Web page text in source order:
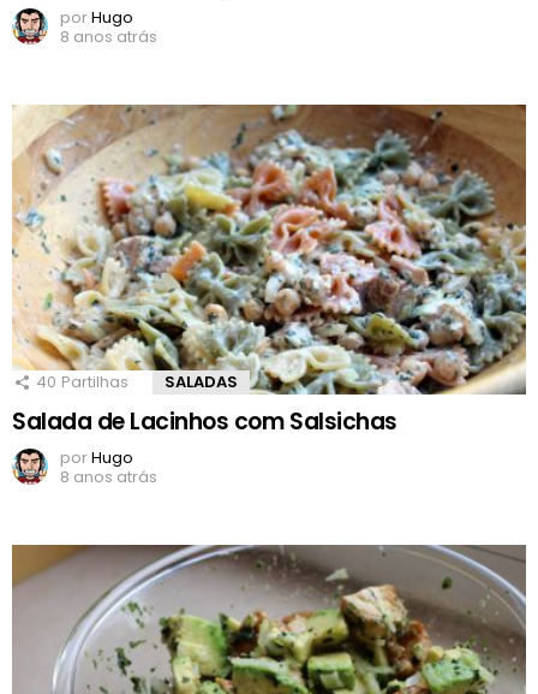
porHugo
8 anos atrás
40 Partilhas SALADAS
Salada de Lacinhos com Salsichas
porHugo
8 anos atrás